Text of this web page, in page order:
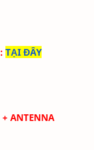
: TẠI ĐÂY
+ ANTENNA